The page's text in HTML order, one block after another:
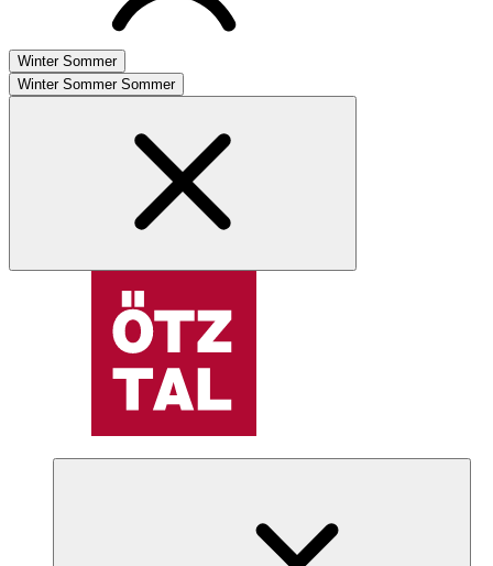
Winter Sommer
Winter Sommer Sommer